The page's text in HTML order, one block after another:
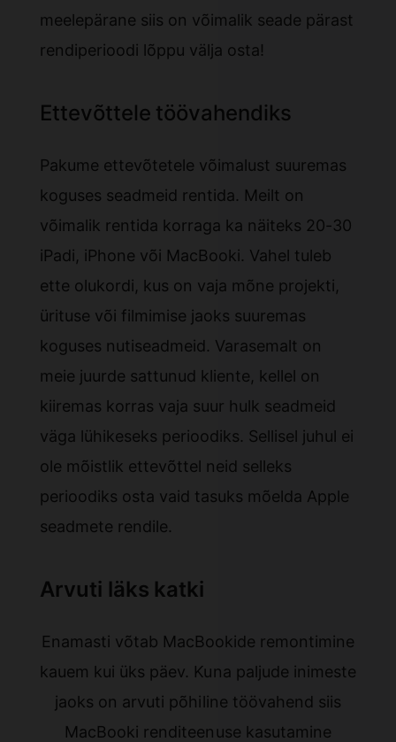
meelepärane siis on võimalik seade pärast
rendiperioodi lõppu välja osta!
Ettevõttele töövahendiks
Pakume ettevõtetele võimalust suuremas
koguses seadmeid rentida. Meilt on
võimalik rentida korraga ka näiteks 20-30
iPadi, iPhone või MacBooki. Vahel tuleb
ette olukordi, kus on vaja mõne projekti,
ürituse või filmimise jaoks suuremas
koguses nutiseadmeid. Varasemalt on
meie juurde sattunud kliente, kellel on
kiiremas korras vaja suur hulk seadmeid
väga lühikeseks perioodiks. Sellisel juhul ei
ole mõistlik ettevõttel neid selleks
perioodiks osta vaid tasuks mõelda Apple
seadmete rendile.
Arvuti läks katki
Enamasti võtab MacBookide remontimine
kauem kui üks päev. Kuna paljude inimeste
jaoks on arvuti põhiline töövahend siis
MacBooki renditeenuse kasutamine